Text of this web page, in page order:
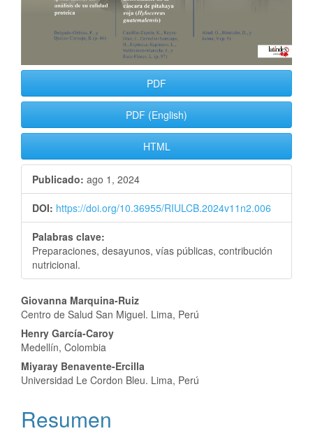
PDF
PDF (English)
HTML
Publicado: ago 1, 2024
DOI: https://doi.org/10.36955/RIULCB.2024v11n2.006
Palabras clave:
Preparaciones, desayunos, vías públicas, contribución
nutricional.
Contenido
principal
del
artículo
Giovanna Marquina-Ruiz
Centro de Salud San Miguel. Lima, Perú
Henry García-Caroy
Medellín, Colombia
Miyaray Benavente-Ercilla
Universidad Le Cordon Bleu. Lima, Perú
Resumen